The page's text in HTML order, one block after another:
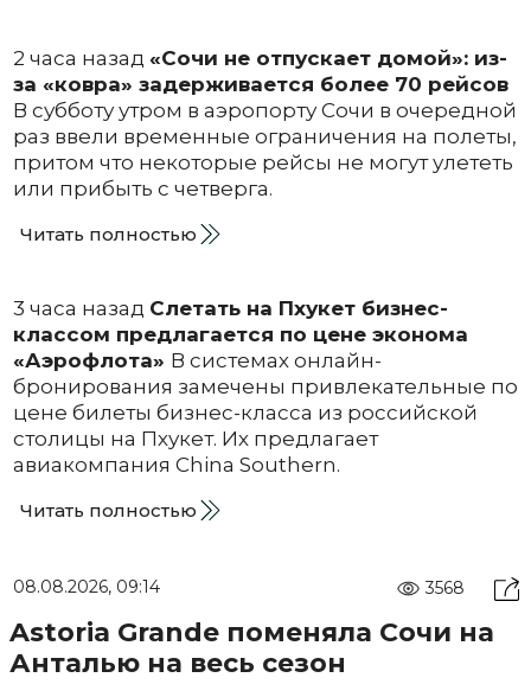
2 часа назад «Сочи не отпускает домой»: из-
за «ковра» задерживается более 70 рейсов
В субботу утром в аэропорту Сочи в очередной
раз ввели временные ограничения на полеты,
притом что некоторые рейсы не могут улететь
или прибыть с четверга.
Читать полностью
3 часа назад Слетать на Пхукет бизнес-
классом предлагается по цене эконома
«Аэрофлота» В системах онлайн-
бронирования замечены привлекательные по
цене билеты бизнес-класса из российской
столицы на Пхукет. Их предлагает
авиакомпания China Southern.
Читать полностью
08.08.2026, 09:14 3568
Astoria Grande поменяла Сочи на
Анталью на весь сезон